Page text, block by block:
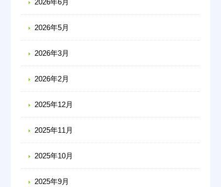
2026年6月
2026年5月
2026年3月
2026年2月
2025年12月
2025年11月
2025年10月
2025年9月